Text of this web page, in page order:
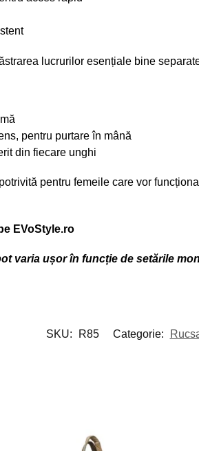
lucrurilor esențiale bine
pentru purtare în mână
din fiecare unghi
pentru femeile care vor
EVoStyle.ro
varia ușor în funcție de setările
SKU: R85 Categorie: